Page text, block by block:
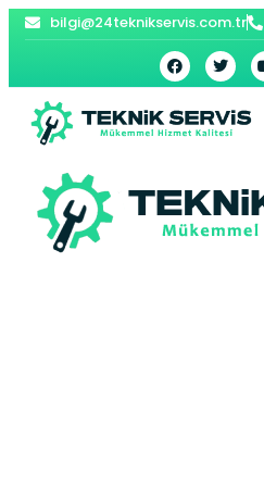
bilgi@24teknikservis.com.tr